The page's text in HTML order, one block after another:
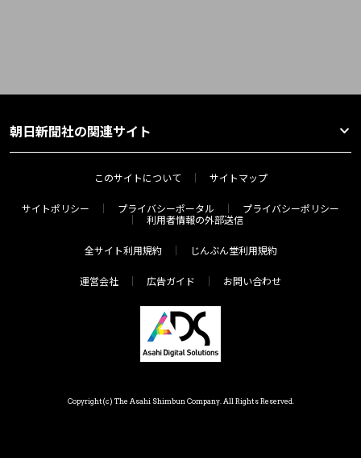
朝日新聞社の関連サイト
このサイトについて サイトマップ
サイトポリシー プライバシーポータル
プライバシーポリシー
利用者情報の外部送信
全サイト利用規約 じんぶん堂利用規約
運営会社 広告ガイド お問い合わせ
Copyright(c) The Asahi Shimbun Company. All Rights Reserved.